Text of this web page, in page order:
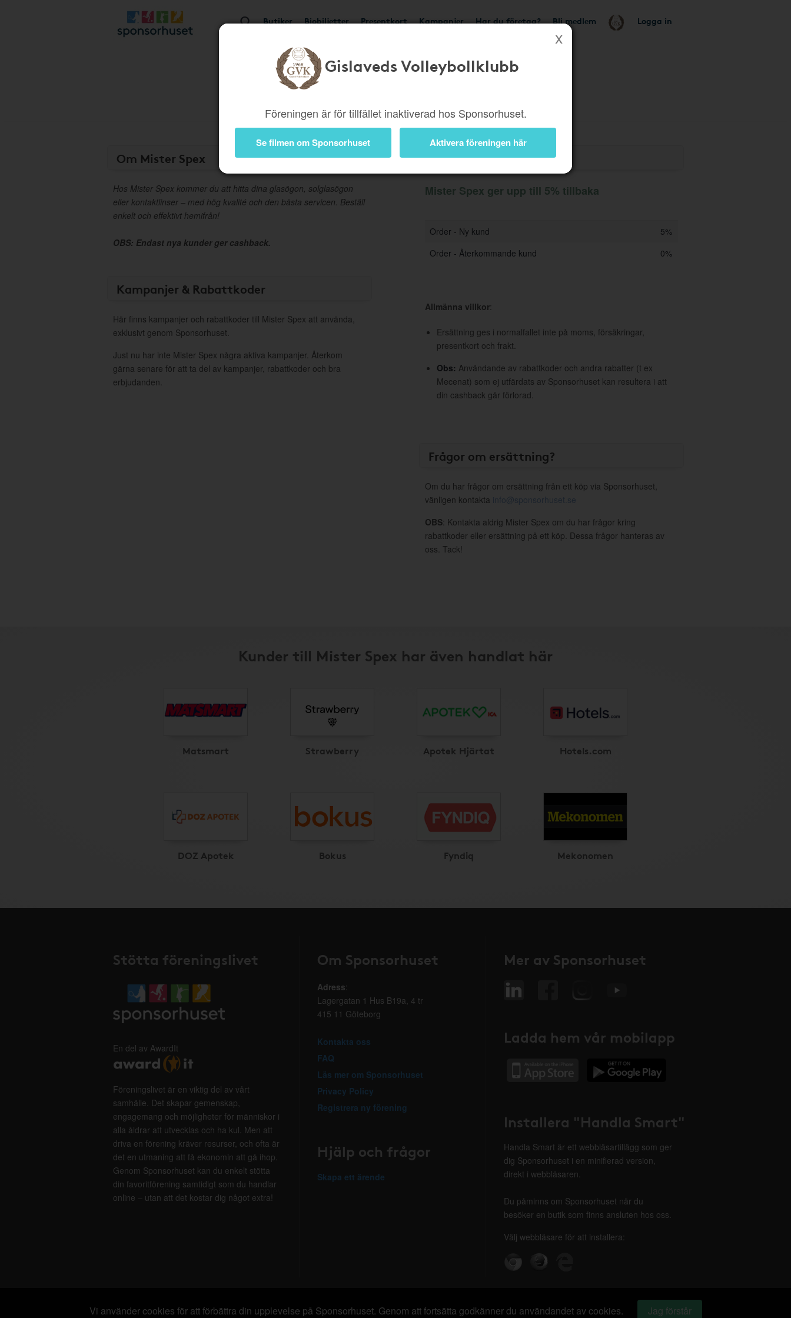
Butiker Biobiljetter Presentkort Kampanjer Har du företag? Bli medlem Logga in
Gislaveds Volleybollklubb
Föreningen är för tillfället inaktiverad hos Sponsorhuset.
Se filmen om Sponsorhuset Aktivera föreningen här
Om Mister Spex
Hos Mister Spex kommer du att hitta dina glasögon, solglasögon
eller kontaktlinser – med hög kvalité och den bästa servicen. Beställ
enkelt och effektivt hemifrån!
OBS: Endast nya kunder ger cashback.
Kampanjer & Rabattkoder
Här finns kampanjer och rabattkoder till Mister Spex att använda,
exklusivt genom Sponsorhuset.
Just nu har inte Mister Spex några aktiva kampanjer. Återkom
gärna senare för att ta del av kampanjer, rabattkoder och bra
erbjudanden.
Information
Mister Spex ger upp till 5% tillbaka
Order - Ny kund
5%
Order - Återkommande kund
0%
Allmänna villkor:
Ersättning ges i normalfallet inte på moms, försäkringar,
presentkort och frakt.
Obs: Användande av rabattkoder och andra rabatter (t ex
Mecenat) som ej utfärdats av Sponsorhuset kan resultera i att
din cashback går förlorad.
Frågor om ersättning?
Om du har frågor om ersättning från ett köp via Sponsorhuset,
vänligen kontakta info@sponsorhuset.se
OBS: Kontakta aldrig Mister Spex om du har frågor kring
rabattkoder eller ersättning på ett köp. Dessa frågor hanteras av
oss. Tack!
Kunder till Mister Spex har även handlat här
Matsmart Strawberry Apotek Hjärtat Hotels.com
DOZ Apotek Bokus Fyndiq Mekonomen
Stötta föreningslivet
En del av AwardIt
Föreningslivet är en viktig del av vårt
samhälle. Det skapar gemenskap,
engagemang och möjligheter för människor i
alla åldrar att utvecklas och ha kul. Men att
driva en förening kräver resurser, och ofta är
det en utmaning att få ekonomin att gå ihop.
Genom Sponsorhuset kan du enkelt stötta
din favoritförening samtidigt som du handlar
online – utan att det kostar dig något extra!
Om Sponsorhuset
Adress:
Lagergatan 1 Hus B19a, 4 tr
415 11 Göteborg
Kontakta oss
FAQ
Läs mer om Sponsorhuset
Privacy Policy
Registrera ny förening
Hjälp och frågor
Skapa ett ärende
Mer av Sponsorhuset
Ladda hem vår mobilapp
Installera "Handla Smart"
Handla Smart är ett webbläsartillägg som ger
dig Sponsorhuset i en minifierad version,
direkt i webbläsaren.
Du påminns om Sponsorhuset när du
besöker en butik som finns ansluten hos oss.
Välj webbläsare för att installera:
Vi använder cookies för att förbättra din upplevelse på Sponsorhuset. Genom att fortsätta godkänner du användandet av cookies. Jag förstår